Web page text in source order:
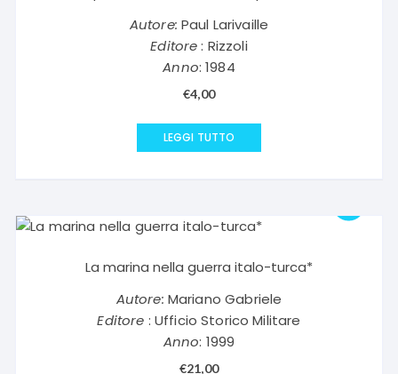
Autore: Paul Larivaille
Editore: Rizzoli
Anno: 1984
€4,00
LEGGI TUTTO
La marina nella guerra italo-turca*
Autore: Mariano Gabriele
Editore : Ufficio Storico Militare
Anno: 1999
€21,00